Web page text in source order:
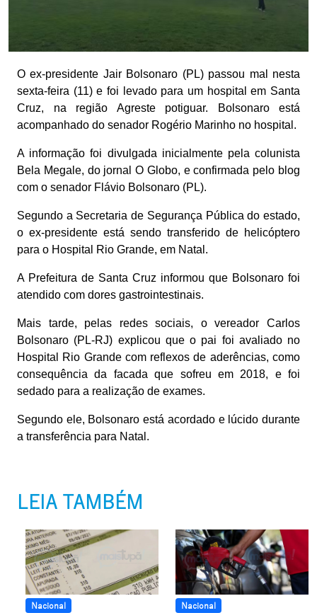
O ex-presidente Jair Bolsonaro (PL) passou mal nesta
sexta-feira (11) e foi levado para um hospital em Santa
Cruz, na região Agreste potiguar. Bolsonaro está
acompanhado do senador Rogério Marinho no hospital.
A informação foi divulgada inicialmente pela colunista
Bela Megale, do jornal O Globo, e confirmada pelo blog
com o senador Flávio Bolsonaro (PL).
Segundo a Secretaria de Segurança Pública do estado,
o ex-presidente está sendo transferido de helicóptero
para o Hospital Rio Grande, em Natal.
A Prefeitura de Santa Cruz informou que Bolsonaro foi
atendido com dores gastrointestinais.
Mais tarde, pelas redes sociais, o vereador Carlos
Bolsonaro (PL-RJ) explicou que o pai foi avaliado no
Hospital Rio Grande com reflexos de aderências, como
consequência da facada que sofreu em 2018, e foi
sedado para a realização de exames.
Segundo ele, Bolsonaro está acordado e lúcido durante
a transferência para Natal.
LEIA TAMBÉM
Nacional Nacional